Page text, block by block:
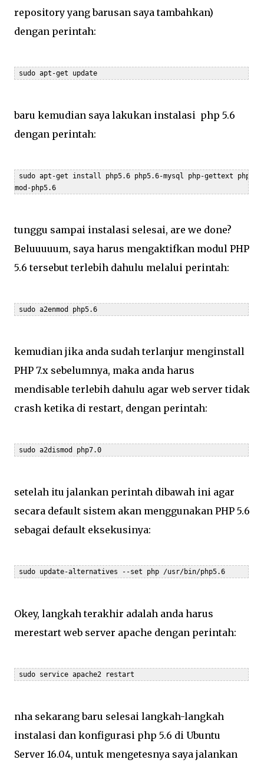
repository yang barusan saya tambahkan)
dengan perintah:
sudo apt-get update
baru kemudian saya lakukan instalasi php 5.6
dengan perintah:
sudo apt-get install php5.6 php5.6-mysql php-gettext
mod-php5.6
tunggu sampai instalasi selesai, are we done?
Beluuuuum, saya harus mengaktifkan modul PHP
5.6 tersebut terlebih dahulu melalui perintah:
sudo a2enmod php5.6
kemudian jika anda sudah terlanjur menginstall
PHP 7.x sebelumnya, maka anda harus
mendisable terlebih dahulu agar web server tidak
crash ketika di restart, dengan perintah:
sudo a2dismod php7.0
setelah itu jalankan perintah dibawah ini agar
secara default sistem akan menggunakan PHP 5.6
sebagai default eksekusinya:
sudo update-alternatives --set php /usr/bin/php5.6
Okey, langkah terakhir adalah anda harus
merestart web server apache dengan perintah:
sudo service apache2 restart
nha sekarang baru selesai langkah-langkah
instalasi dan konfigurasi php 5.6 di Ubuntu
Server 16.04, untuk mengetesnya saya jalankan